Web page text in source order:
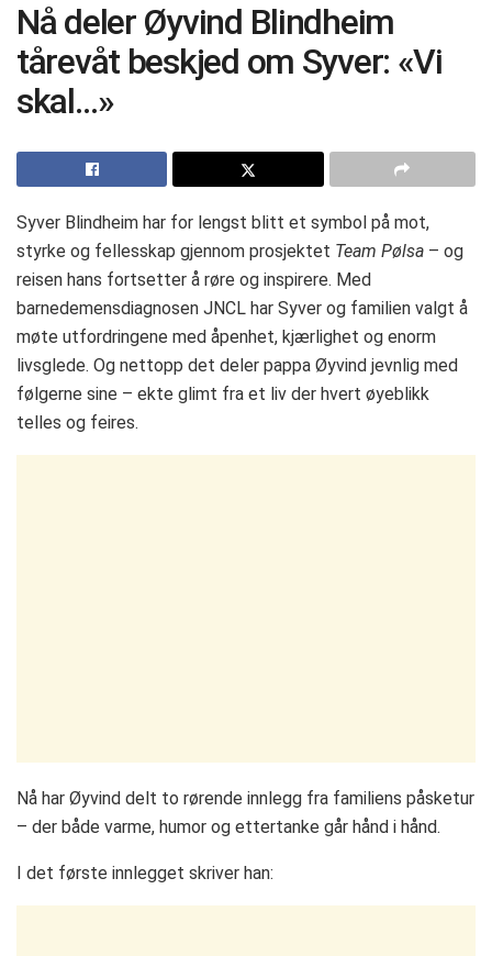
Nå deler Øyvind Blindheim
tårevåt beskjed om Syver: «Vi
skal…»
Syver Blindheim har for lengst blitt et symbol på mot,
styrke og fellesskap gjennom prosjektet Team Pølsa – og
reisen hans fortsetter å røre og inspirere. Med
barnedemensdiagnosen JNCL har Syver og familien valgt å
møte utfordringene med åpenhet, kjærlighet og enorm
livsglede. Og nettopp det deler pappa Øyvind jevnlig med
følgerne sine – ekte glimt fra et liv der hvert øyeblikk
telles og feires.
Nå har Øyvind delt to rørende innlegg fra familiens påsketur
– der både varme, humor og ettertanke går hånd i hånd.
I det første innlegget skriver han: